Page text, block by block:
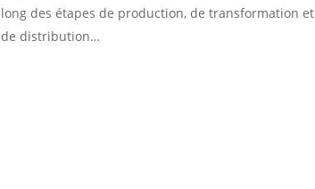
long des étapes de production, de transformation et
de distribution…